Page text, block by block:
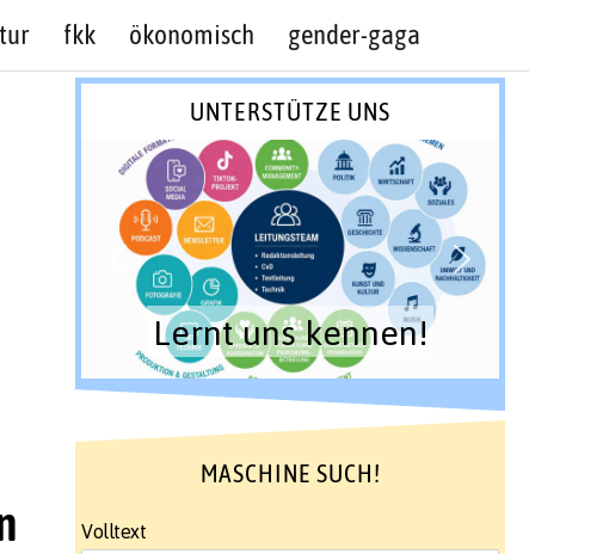
fkk ökonomisch gender-gaga
UNTERSTÜTZE UNS
Lernt uns kennen!
MASCHINE SUCH!
Volltext